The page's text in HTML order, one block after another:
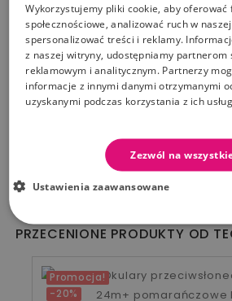
Gruszka do nosa PhysioClean
usunięcie nadmiaru
może utrudniać dziecku
oddychanie.
Ergonomiczny kształt dyszy
małych dzieci.
Jednorazowe końcówki z
odpowiednią higienę.
PRZECENIONE PRODUKTY OD
Promocja!
-20%
Wykorzystujemy pliki cookie, aby oferować
społecznościowe, analizować ruch w
spersonalizować treści i reklamy.
z naszej witryny, udostępniamy partnerom
reklamowym i analitycznym. Partnerzy
informacje z innymi danymi otrzymanymi
uzyskanymi podczas korzystania z ich
Zezwól na
Ustawienia zaawansowane